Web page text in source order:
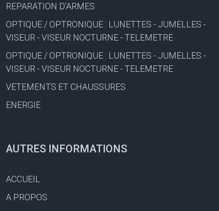
REPARATION D’ARMES
OPTIQUE / OPTRONIQUE : LUNETTES - JUMELLES -
VISEUR - VISEUR NOCTURNE - TELEMETRE
OPTIQUE / OPTRONIQUE : LUNETTES - JUMELLES -
VISEUR - VISEUR NOCTURNE - TELEMETRE
VETEMENTS ET CHAUSSURES
ENERGIE
AUTRES INFORMATIONS
ACCUEIL
A PROPOS